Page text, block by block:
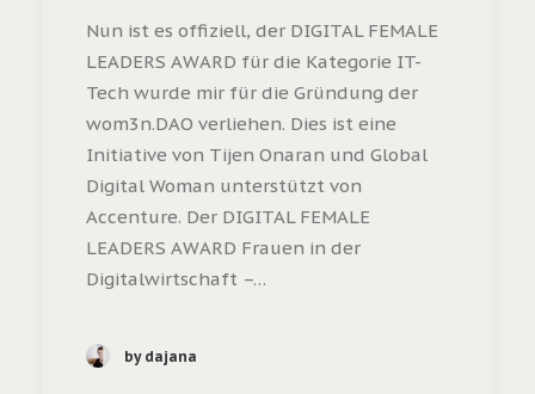
Nun ist es offiziell, der DIGITAL FEMALE
LEADERS AWARD für die Kategorie IT-
Tech wurde mir für die Gründung der
wom3n.DAO verliehen. Dies ist eine
Initiative von Tijen Onaran und Global
Digital Woman unterstützt von
Accenture. Der DIGITAL FEMALE
LEADERS AWARD Frauen in der
Digitalwirtschaft –…
by dajana